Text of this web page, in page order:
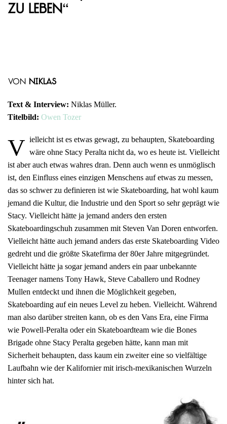
zu leben“
von Niklas
Text & Interview: Niklas Müller.
Titelbild: Owen Tozer
V ielleicht ist es etwas gewagt, zu behaupten, Skateboarding
wäre ohne Stacy Peralta nicht da, wo es heute ist. Vielleicht
ist aber auch etwas wahres dran. Denn auch wenn es unmöglisch
ist, den Einfluss eines einzigen Menschens auf etwas zu messen,
das so schwer zu definieren ist wie Skateboarding, hat wohl kaum
jemand die Kultur, die Industrie und den Sport so sehr geprägt wie
Stacy. Vielleicht hätte ja jemand anders den ersten
Skateboardingschuh zusammen mit Steven Van Doren entworfen.
Vielleicht hätte auch jemand anders das erste Skateboarding Video
gedreht und die größte Skatefirma der 80er Jahre mitgegründet.
Vielleicht hätte ja sogar jemand anders ein paar unbekannte
Teenager namens Tony Hawk, Steve Caballero und Rodney
Mullen entdeckt und ihnen die Möglichkeit gegeben,
Skateboarding auf ein neues Level zu heben. Vielleicht. Während
man also darüber streiten kann, ob es den Vans Era, eine Firma
wie Powell-Peralta oder ein Skateboardteam wie die Bones
Brigade ohne Stacy Peralta gegeben hätte, kann man mit
Sicherheit behaupten, dass kaum ein zweiter eine so vielfältige
Laufbahn wie der Kalifornier mit irisch-mexikanischen Wurzeln
hinter sich hat.